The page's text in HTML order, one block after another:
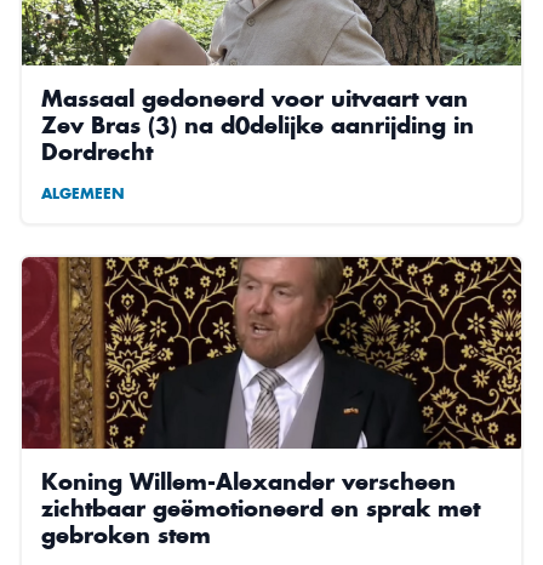
Massaal gedoneerd voor uitvaart van
Zev Bras (3) na d0delijke aanrijding in
Dordrecht
ALGEMEEN
Koning Willem-Alexander verscheen
zichtbaar geëmotioneerd en sprak met
gebroken stem